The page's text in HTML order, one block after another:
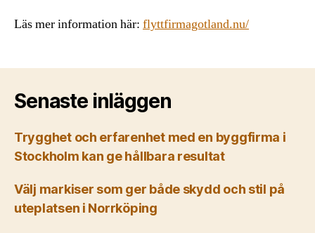
Läs mer information här: flyttfirmagotland.nu/
Senaste inläggen
Trygghet och erfarenhet med en byggfirma i
Stockholm kan ge hållbara resultat
Välj markiser som ger både skydd och stil på
uteplatsen i Norrköping